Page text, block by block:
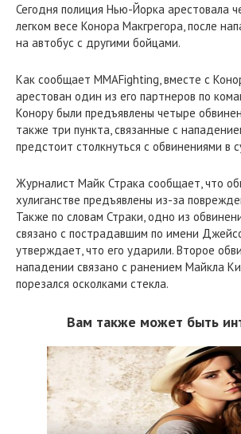
Сегодня полиция Нью-Йорка арестовала
легком весе Конора Макгрегора, после
на автобус с другими бойцами.
Как сообщает MMAFighting, вместе с
арестован один из его партнеров по
Конору были предъявлены четыре
также три пункта, связанные с
предстоит столкнуться с обвинениями в
Журналист Майк Страка сообщает, что
хулиганстве предъявлены из-за
Также по словам Страки, одно из
связано с пострадавшим по имени
утверждает, что его ударили. Второе
нападении связано с ранением Майкла
порезался осколками стекла.
Вам также может быть